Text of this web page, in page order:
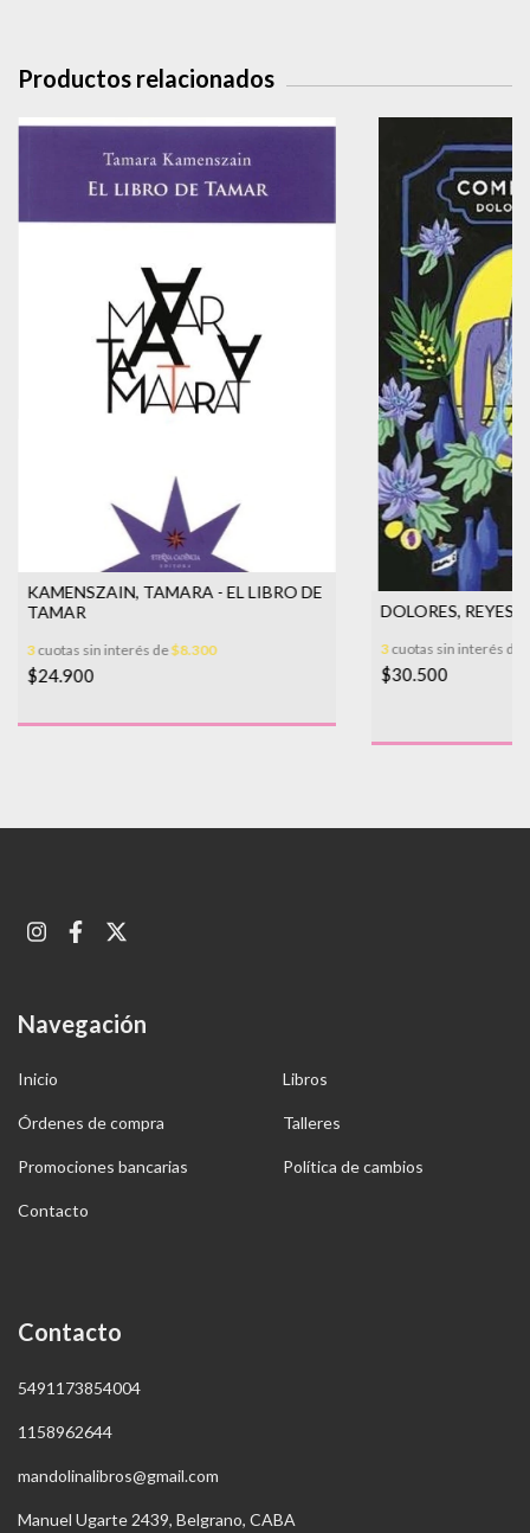
Productos relacionados
KAMENSZAIN, TAMARA - EL LIBRO DE
TAMAR
3cuotas sin interés de$8.300
$24.900
DOLORES, REYES
3cuotas sin interés de
$30.500
Navegación
Inicio Libros
Órdenes de compra Talleres
Promociones bancarias Política de cambios
Contacto
Contacto
5491173854004
1158962644
mandolinalibros@gmail.com
Manuel Ugarte 2439, Belgrano, CABA